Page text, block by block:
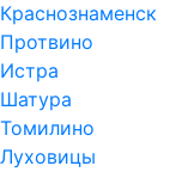
Краснознаменск
Протвино
Истра
Шатура
Томилино
Луховицы